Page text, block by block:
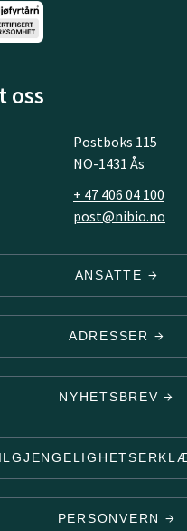
oss
Postboks 115
NO-1431 Ås
+ 47 406 04 100
post@nibio.no
ANSATTE
ADRESSER
NYHETSBREV
PERSONVERN